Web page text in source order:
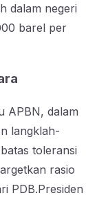
dalam negeri
barel per
APBN, dalam
langklah-
toleransi
rasio
PDB.​Presiden